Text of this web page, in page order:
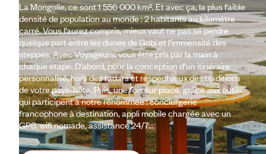
La Mongolie, ce sont 1 556 000 km². Et avec ça, la plus faible
densité de population au monde : 2 habitants au kilomètre
carré. Vous l’aurez compris, mieux vaut ne pas se perdre
quelque part entre les dunes de Gobi et l’immensité des
steppes. Avec Voyageurs, vous être pris par la main à
chaque étape. D’abord, pour la conception d’un itinéraire
personnalisé, hors des radars et respectueux des traditions
de votre pays-hôte. Puis, une fois sur place, grâce aux outils
qui participent à notre renommée : conciergerie
francophone à destination, appli mobile chargée avec un
GPS, wifi nomade, assistance 24/7…